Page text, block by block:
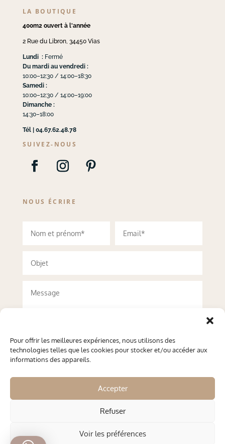
Pour offrir les meilleures expériences, nous utilisons des
technologies telles que les cookies pour stocker et/ou accéder aux
informations des appareils.
Accepter
Refuser
Voir les préférences
LA BOUTIQUE
400m2 ouvert à l'année
2 Rue du Libron, 34450 Vias
Lundi :Fermé
Du mardi au vendredi :
10:00–12:30 / 14:00–18:30
Samedi :
10:00–12:30 / 14:00–19:00
Dimanche :
14:30–18:00
Tél | 04.67.62.48.78
SUIVEZ-NOUS
NOUS ÉCRIRE